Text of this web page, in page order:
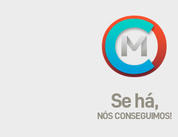
Se há,
NÓS CONSEGUIMOS!